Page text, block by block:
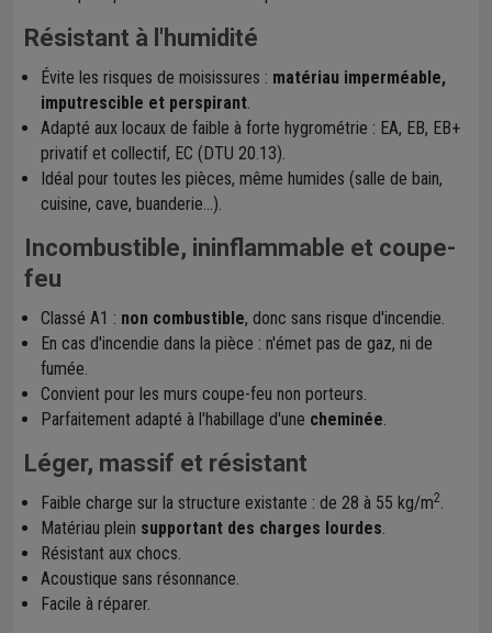
Résistant à l'humidité
Évite les risques de moisissures : matériau imperméable,
imputrescible et perspirant.
Adapté aux locaux de faible à forte hygrométrie : EA, EB, EB+
privatif et collectif, EC (DTU 20.13).
Idéal pour toutes les pièces, même humides (salle de bain,
cuisine, cave, buanderie...).
Incombustible, ininflammable et coupe-
feu
Classé A1 : non combustible, donc sans risque d'incendie.
En cas d'incendie dans la pièce : n'émet pas de gaz, ni de
fumée.
Convient pour les murs coupe-feu non porteurs.
Parfaitement adapté à l'habillage d'une cheminée.
Léger, massif et résistant
Faible charge sur la structure existante : de 28 à 55 kg/m2.
Matériau plein supportant des charges lourdes.
Résistant aux chocs.
Acoustique sans résonnance.
Facile à réparer.